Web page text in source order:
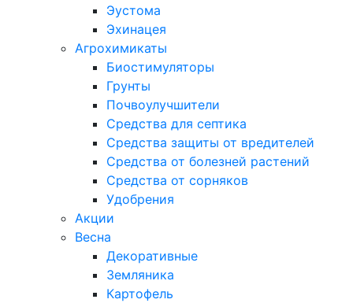
Эустома
Эхинацея
Агрохимикаты
Биостимуляторы
Грунты
Почвоулучшители
Средства для септика
Средства защиты от вредителей
Средства от болезней растений
Средства от сорняков
Удобрения
Акции
Весна
Декоративные
Земляника
Картофель